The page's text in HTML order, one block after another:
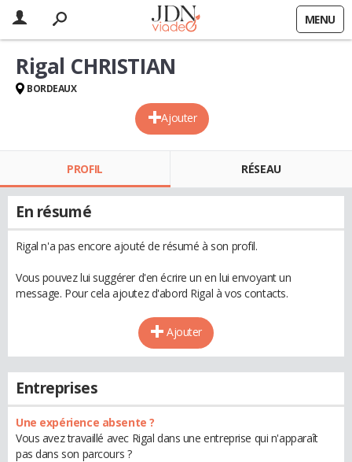
MENU
Ajouter
Rigal CHRISTIAN
BORDEAUX
PROFIL RÉSEAU
En résumé
Rigal n'a pas encore ajouté de résumé à son profil.
Vous pouvez lui suggérer d'en écrire un en lui envoyant un
message. Pour cela ajoutez d'abord Rigal à vos contacts.
Ajouter
Entreprises
Une expérience absente ?
Vous avez travaillé avec Rigal dans une entreprise qui n'apparaît
pas dans son parcours ?